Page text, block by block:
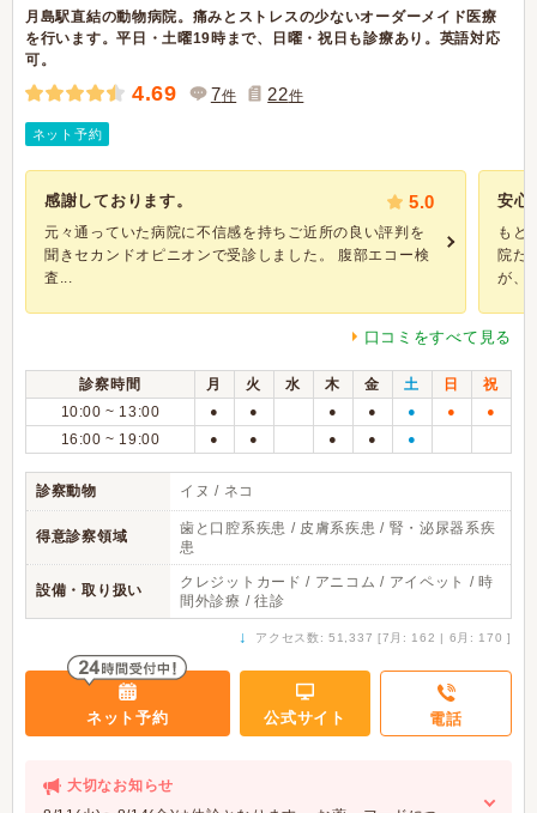
月島駅直結の動物病院。痛みとストレスの少ないオーダーメイド医療
を行います。平日・土曜19時まで、日曜・祝日も診療あり。英語対応
可。
4.69 7件 22件
ネット予約
感謝しております。 5.0
元々通っていた病院に不信感を持ちご近所の良い評判を
聞きセカンドオピニオンで受診しました。 腹部エコー検
査...
安心
もと
院だ
が、
口コミをすべて見る
診察時間 月 火 水 木 金 土 日
祝
10:00 ~ 13:00
● ● ● ● ● ● ●
16:00 ~ 19:00 ● ● ● ● ●
診察動物 イヌ / ネコ
得意診察領域
歯と口腔系疾患 / 皮膚系疾患 / 腎・泌尿器系疾
患
設備・取り扱い
クレジットカード / アニコム / アイペット / 時
間外診療 / 往診
↓ アクセス数: 51,337 [7月: 162 | 6月: 170 ]
ネット予約 公式サイト 電話
大切なお知らせ